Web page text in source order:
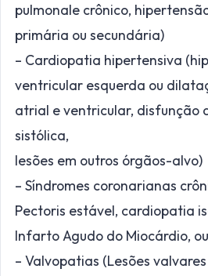
pulmonale crônico,
primária ou secundária)
– Cardiopatia hipertensiva
ventricular esquerda ou
atrial e ventricular, disfunção
sistólica,
lesões em outros órgãos-alvo)
– Síndromes coronarianas
Pectoris estável, cardiopatia
Infarto Agudo do Miocárdio,
– Valvopatias (Lesões